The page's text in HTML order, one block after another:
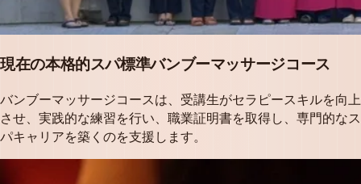
現在の本格的スパ標準バンブーマッサージコース
バンブーマッサージコースは、受講生がセラピースキルを向上
させ、実践的な練習を行い、職業証明書を取得し、専門的なス
パキャリアを築くのを支援します。